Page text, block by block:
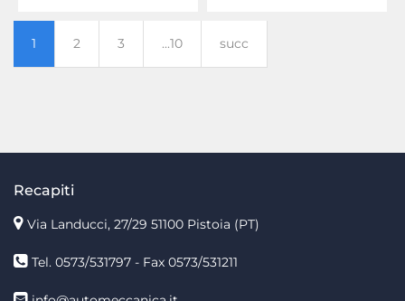
1 2 3 ...10 succ
Recapiti
Via Landucci, 27/29 51100 Pistoia (PT)
Tel. 0573/531797 - Fax 0573/531211